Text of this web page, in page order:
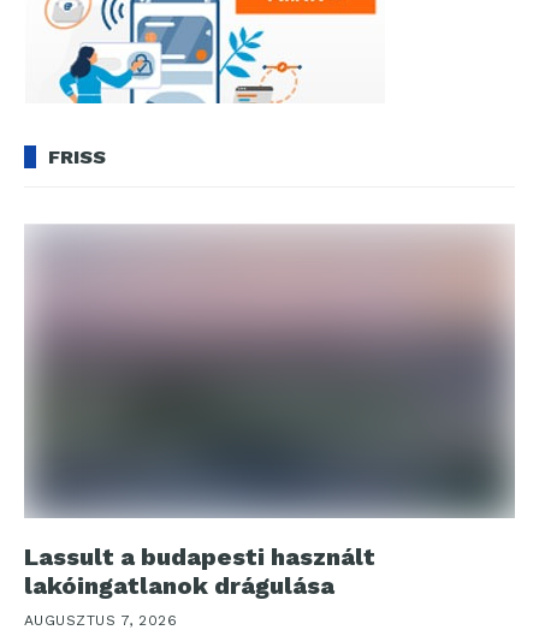
FRISS
Lassult a budapesti használt
lakóingatlanok drágulása
AUGUSZTUS 7, 2026